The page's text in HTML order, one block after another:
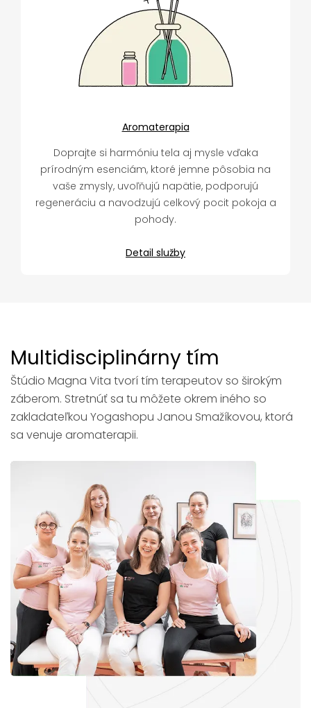
Aromaterapia
Doprajte si harmóniu tela aj mysle vďaka
prírodným esenciám, ktoré jemne pôsobia na
vaše zmysly, uvoľňujú napätie, podporujú
regeneráciu a navodzujú celkový pocit pokoja a
pohody.
Detail služby
Multidisciplinárny tím
Štúdio Magna Vita tvorí tím terapeutov so širokým
záberom. Stretnúť sa tu môžete okrem iného so
zakladateľkou Yogashopu Janou Smažíkovou, ktorá
sa venuje aromaterapii.